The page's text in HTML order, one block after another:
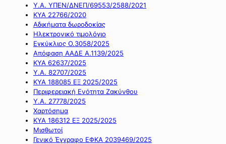
Υ.Α. ΥΠΕΝ/ΔΝΕΠ/69553/2588/2021
ΚΥΑ 22766/2020
Αδικήματα δωροδοκίας
Ηλεκτρονικό τιμολόγιο
Εγκύκλιος Ο.3058/2025
Απόφαση ΑΑΔΕ Α.1139/2025
ΚΥΑ 62637/2025
Υ.Α. 82707/2025
ΚΥΑ 188085 ΕΞ 2025/2025
Περιφερειακή Ενότητα Ζακύνθου
Υ.Α. 27778/2025
Χαρτόσημα
ΚΥΑ 186312 ΕΞ 2025/2025
Μισθωτοί
Γενικό Έγγραφο ΕΦΚΑ 2039469/2025